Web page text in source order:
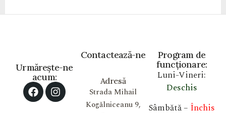
Program de
funcționare:
Luni-Vineri:
Deschis
Sâmbătă – Închis
Contactează-ne
Adresă
Strada Mihail
Kogălniceanu 9,
Urmărește-ne
acum: